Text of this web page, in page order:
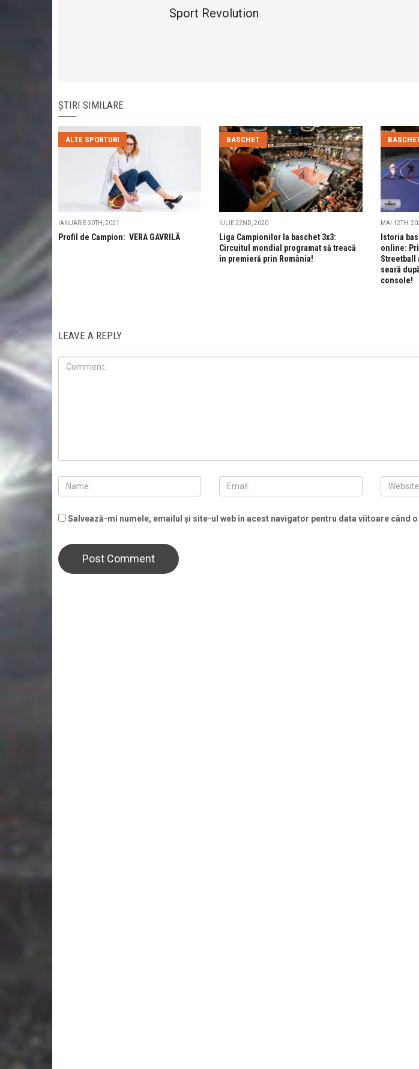
Sport Revolution
ȘTIRI SIMILARE
ALTE SPORTURI
IANUARIE 30TH, 2021
Profil de Campion: VERA GAVRILĂ
BASCHET
IULIE 22ND, 2020
Liga Campionilor la baschet 3x3:
Circuitul mondial programat să treacă
în premieră prin România!
MAI 12TH,
Istoria
online:
Streetball
seară
console!
LEAVE A REPLY
Salvează-mi numele, emailul și site-ul web în acest navigator pentru data viitoare când